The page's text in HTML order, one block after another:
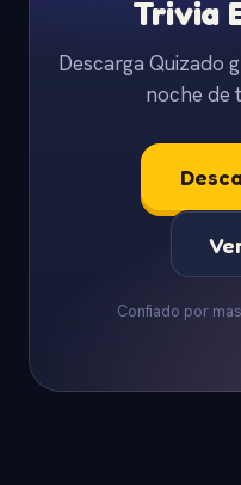
Trivia
Descarga Quizado
noche de
Confiado por